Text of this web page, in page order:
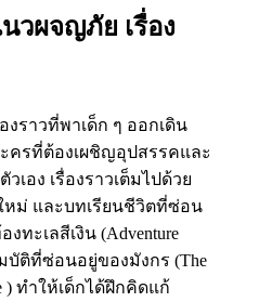
วผจญภัย เรื่อง
ราวที่พาเด็ก ๆ ออกเดิน
ครที่ต้องเผชิญอุปสรรคและ
อง เรื่องราวเต็มไปด้วย
ม่ และบทเรียนชีวิตที่ซ่อน
ทะเลสีเงิน (Adventure
มบัติที่ซ่อนอยู่ของมังกร (The
) ทำให้เด็กได้ฝึกคิดแก้